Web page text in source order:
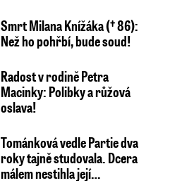
Smrt Milana Knížáka († 86):
Než ho pohřbí, bude soud!
Radost v rodině Petra
Macinky: Polibky a růžová
oslava!
Tománková vedle Partie dva
roky tajně studovala. Dcera
málem nestihla její…